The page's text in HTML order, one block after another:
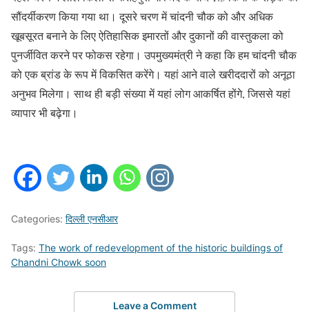
सौंदर्यीकरण किया गया था। दूसरे चरण में चांदनी चौक को और अधिक
खूबसूरत बनाने के लिए ऐतिहासिक इमारतों और दुकानों की वास्तुकला को
पुनर्जीवित करने पर फोकस रहेगा। उपमुख्यमंत्री ने कहा कि हम चांदनी चौक
को एक ब्रांड के रूप में विकसित करेंगे। यहां आने वाले खरीददारों को अनूठा
अनुभव मिलेगा। साथ ही बड़ी संख्या में यहां लोग आकर्षित होंगे, जिससे यहां
व्यापार भी बढ़ेगा।
Categories: दिल्ली एनसीआर
Tags: The work of redevelopment of the historic buildings of
Chandni Chowk soon
Leave a Comment